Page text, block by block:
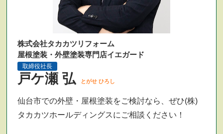
株式会社タカカツリフォーム
屋根塗装・外壁塗装専門店イエガード
取締役社長
戸ケ瀬 弘 とがせ ひろし
仙台市での外壁・屋根塗装をご検討なら、ぜひ(株)
タカカツホールディングスにご相談ください！